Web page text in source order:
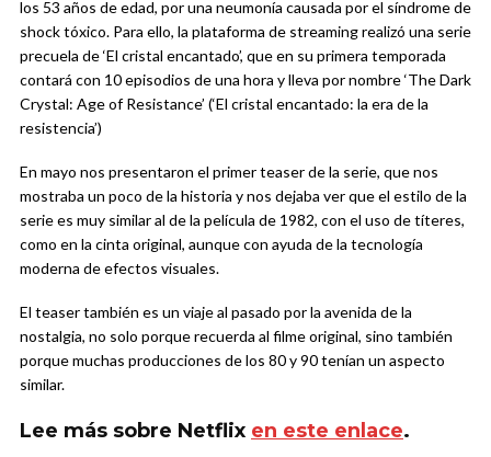
los 53 años de edad, por una neumonía causada por el síndrome de
shock tóxico. Para ello, la plataforma de streaming realizó una serie
precuela de ‘El cristal encantado’, que en su primera temporada
contará con 10 episodios de una hora y lleva por nombre ‘The Dark
Crystal: Age of Resistance’ (‘El cristal encantado: la era de la
resistencia’)
En mayo nos presentaron el primer teaser de la serie, que nos
mostraba un poco de la historia y nos dejaba ver que el estilo de la
serie es muy similar al de la película de 1982, con el uso de títeres,
como en la cinta original, aunque con ayuda de la tecnología
moderna de efectos visuales.
El teaser también es un viaje al pasado por la avenida de la
nostalgia, no solo porque recuerda al filme original, sino también
porque muchas producciones de los 80 y 90 tenían un aspecto
similar.
Lee más sobre Netflix en este enlace.